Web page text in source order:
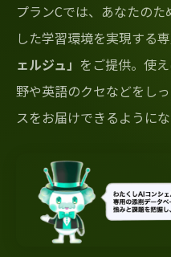
プランCでは、あなたの
した学習環境を実現する
ェルジュ」 をご提供。使
野や英語のクセなどをし
スをお届けできるようにな